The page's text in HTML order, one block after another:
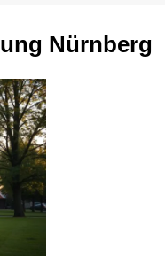
Büro
Garten
Küche
Nürnberg